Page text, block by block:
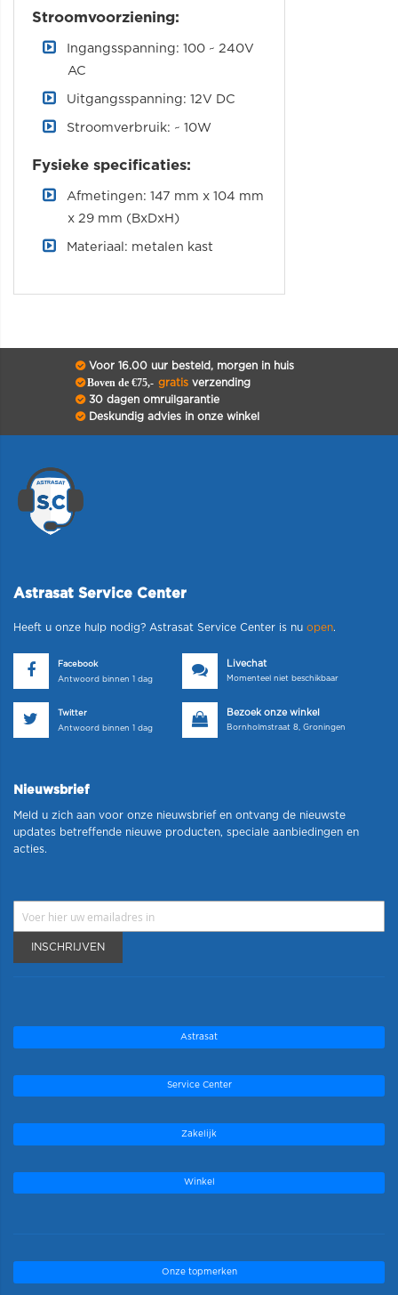
Stroomvoorziening:
Ingangsspanning: 100 ~ 240V
AC
Uitgangsspanning: 12V DC
Stroomverbruik: ~ 10W
Fysieke specificaties:
Afmetingen: 147 mm x 104 mm
x 29 mm (BxDxH)
Materiaal: metalen kast
Voor 16.00 uur besteld, morgen in huis
Boven de €75,- gratisverzending
30 dagen omruilgarantie
Deskundig advies in onze winkel
Astrasat Service Center
Heeft u onze hulp nodig? Astrasat Service Center is nu open.
Facebook
Antwoord binnen 1 dag
Livechat
Momenteel niet beschikbaar
Twitter
Antwoord binnen 1 dag
Bezoek onze winkel
Bornholmstraat 8, Groningen
Nieuwsbrief
Meld u zich aan voor onze nieuwsbrief en ontvang de nieuwste
updates betreffende nieuwe producten, speciale aanbiedingen en
acties.
INSCHRIJVEN
Astrasat
Service Center
Zakelijk
Winkel
Onze topmerken